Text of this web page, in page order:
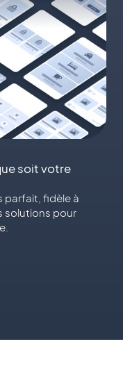
soit votre
parfait, fidèle à
solutions pour